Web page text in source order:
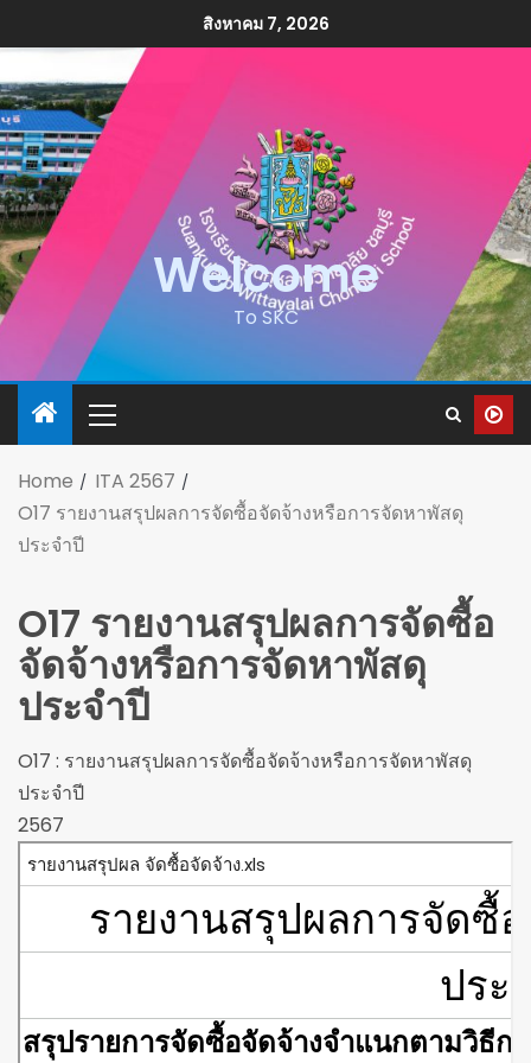
สิงหาคม 7, 2026
Welcome
To SKC
Home
ITA 2567
O17 รายงานสรุปผลการจัดซื้อจัดจ้างหรือการจัดหาพัสดุ
ประจำปี
O17 รายงานสรุปผลการจัดซื้อ
จัดจ้างหรือการจัดหาพัสดุ
ประจำปี
O17 : รายงานสรุปผลการจัดซื้อจัดจ้างหรือการจัดหาพัสดุ
ประจำปี
2567